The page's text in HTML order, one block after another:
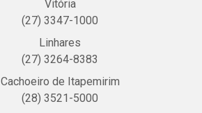
Vitória
(27) 3347-1000
Linhares
(27) 3264-8383
Cachoeiro de Itapemirim
(28) 3521-5000